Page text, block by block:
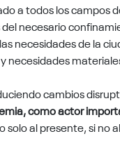
a todos los campos
necesario
necesidades de la
necesidades
cambios
como actor
solo al presente, si no